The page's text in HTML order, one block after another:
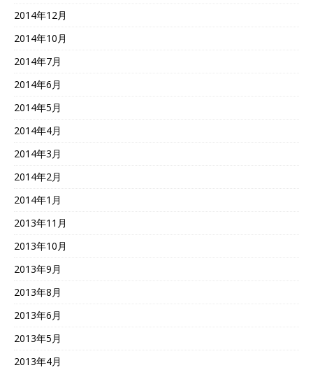
2014年12月
2014年10月
2014年7月
2014年6月
2014年5月
2014年4月
2014年3月
2014年2月
2014年1月
2013年11月
2013年10月
2013年9月
2013年8月
2013年6月
2013年5月
2013年4月